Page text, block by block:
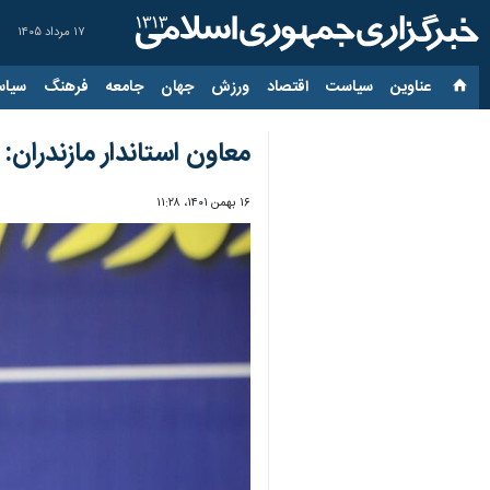
۱۷ مرداد ۱۴۰۵
عناوین‌ سیاست اقتصاد ورزش جهان جامعه فرهنگ
معاون استاندار
۱۶ بهمن ۱۴۰۱، ۱۱:۲۸